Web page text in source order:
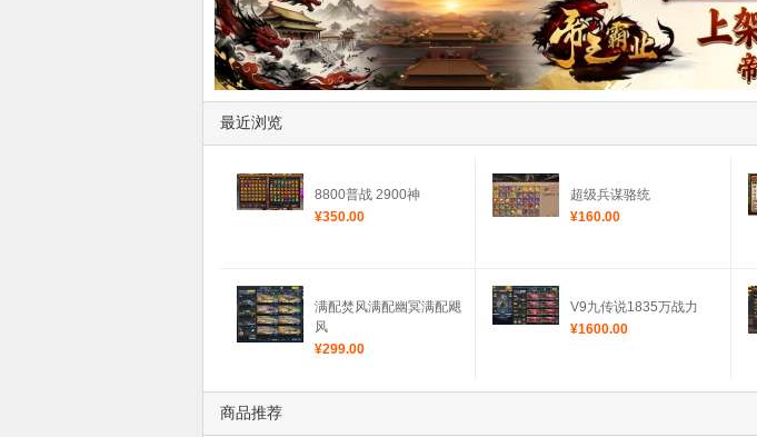
最近浏览
8800普战 2900神
¥350.00
超级兵谋骆统
¥160.00
满配焚风满配幽冥满配飓
风
¥299.00
V9九传说1835万战力
¥1600.00
商品推荐